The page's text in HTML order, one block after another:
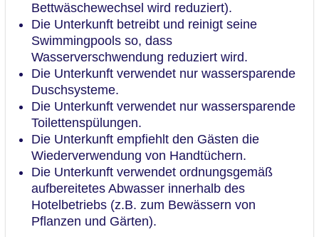
Bettwäschewechsel wird reduziert).
Die Unterkunft betreibt und reinigt seine
Swimmingpools so, dass
Wasserverschwendung reduziert wird.
Die Unterkunft verwendet nur wassersparende
Duschsysteme.
Die Unterkunft verwendet nur wassersparende
Toilettenspülungen.
Die Unterkunft empfiehlt den Gästen die
Wiederverwendung von Handtüchern.
Die Unterkunft verwendet ordnungsgemäß
aufbereitetes Abwasser innerhalb des
Hotelbetriebs (z.B. zum Bewässern von
Pflanzen und Gärten).